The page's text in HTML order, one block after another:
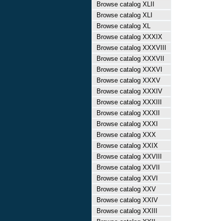
Browse catalog XLII
Browse catalog XLI
Browse catalog XL
Browse catalog XXXIX
Browse catalog XXXVIII
Browse catalog XXXVII
Browse catalog XXXVI
Browse catalog XXXV
Browse catalog XXXIV
Browse catalog XXXIII
Browse catalog XXXII
Browse catalog XXXI
Browse catalog XXX
Browse catalog XXIX
Browse catalog XXVIII
Browse catalog XXVII
Browse catalog XXVI
Browse catalog XXV
Browse catalog XXIV
Browse catalog XXIII